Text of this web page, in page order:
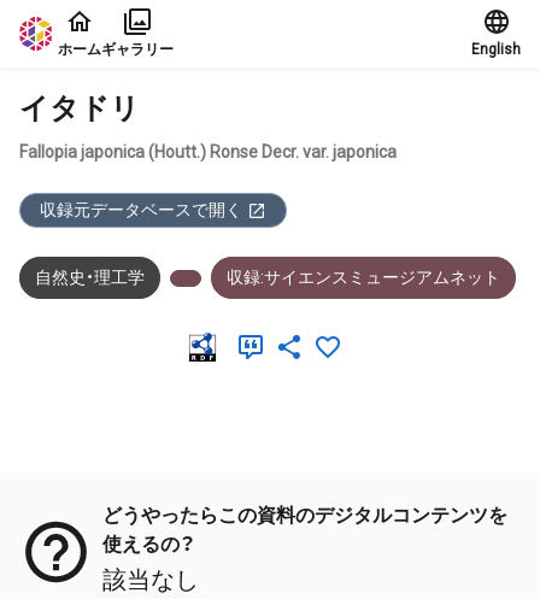
本文に飛ぶ
ホームギャラリー English
イタドリ
Fallopia japonica (Houtt.) Ronse Decr. var. japonica
収録元データベースで開く
自然史・理工学 収録:サイエンスミュージアムネット
どうやったらこの資料のデジタルコンテンツを
使えるの？
該当なし